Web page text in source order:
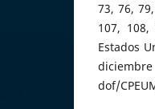
73, 76,
107,
Estados
dof/